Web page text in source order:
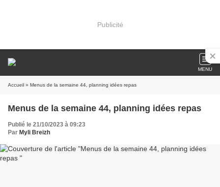
Publicité
MENU
Accueil » Menus de la semaine 44, planning idées repas
Menus de la semaine 44, planning idées repas
Publié le 21/10/2023 à 09:23
Par Myli Breizh